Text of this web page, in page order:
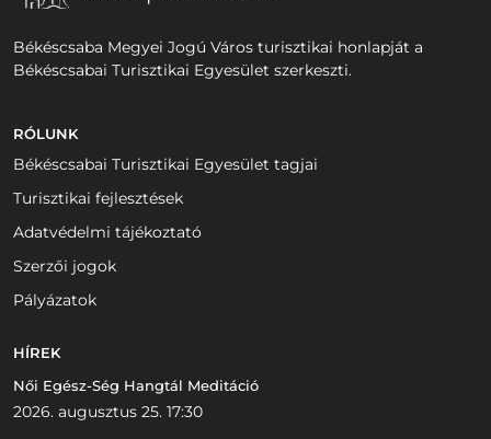
Békéscsaba Megyei Jogú Város turisztikai honlapját a
Békéscsabai Turisztikai Egyesület szerkeszti.
RÓLUNK
Békéscsabai Turisztikai Egyesület tagjai
Turisztikai fejlesztések
Adatvédelmi tájékoztató
Szerzői jogok
Pályázatok
HÍREK
Női Egész-Ség Hangtál Meditáció
2026. augusztus 25. 17:30